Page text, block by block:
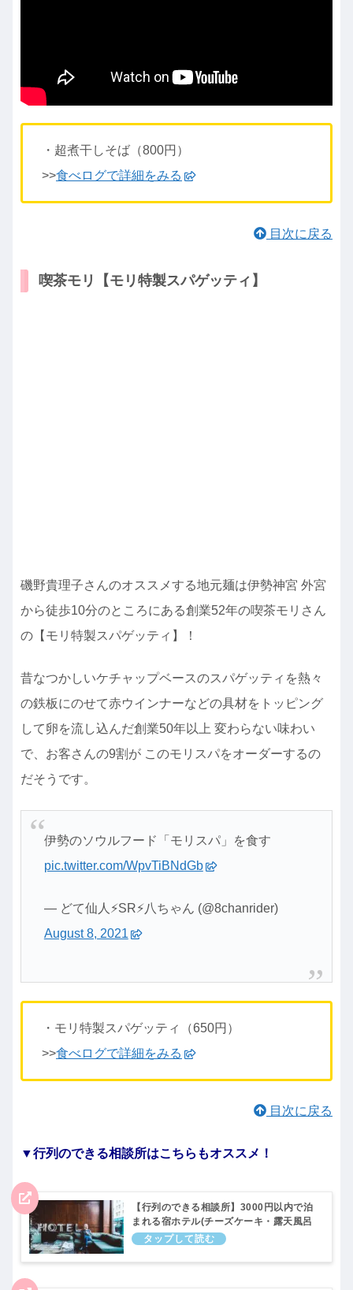
・超煮干しそば（800円）
>>食べログで詳細をみる
目次に戻る
喫茶モリ【モリ特製スパゲッティ】
磯野貴理子さんのオススメする地元麺は伊勢神宮 外宮
から徒歩10分のところにある創業52年の喫茶モリさん
の【モリ特製スパゲッティ】！
昔なつかしいケチャップベースのスパゲッティを熱々
の鉄板にのせて赤ウインナーなどの具材をトッピング
して卵を流し込んだ創業50年以上 変わらない味わい
で、お客さんの9割が このモリスパをオーダーするの
だそうです。
伊勢のソウルフード「モリスパ」を食す
pic.twitter.com/WpvTiBNdGb
— どて仙人⚡️SR⚡️八ちゃん (@8chanrider)
August 8, 2021
・モリ特製スパゲッティ（650円）
>>食べログで詳細をみる
目次に戻る
▼行列のできる相談所はこちらもオススメ！
【行列のできる相談所】3000円以内で泊
まれる宿ホテル(チーズケーキ・露天風呂
旅館・パン食べ放題・ちゃんこ鍋など)11